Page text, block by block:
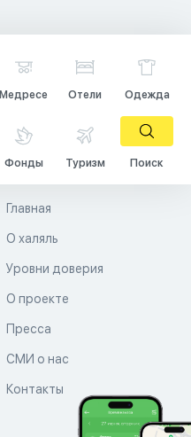
Медресе Отели Одежда
Фонды Туризм Поиск
Главная
О халяль
Уровни доверия
О проекте
Пресса
СМИ о нас
Контакты